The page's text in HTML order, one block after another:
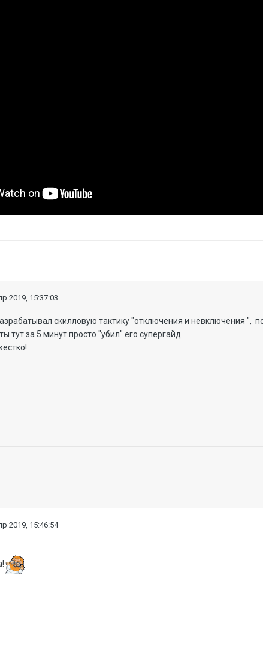
2019, 15:37:03
скилловую тактику "отключения и невключения ",
тут за 5 минут просто "убил" его супергайд.
2019, 15:46:54